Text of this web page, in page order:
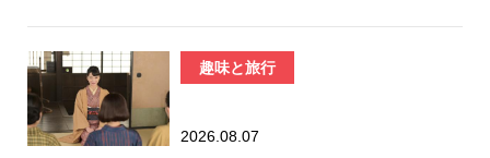
趣味と旅行
2026.08.07